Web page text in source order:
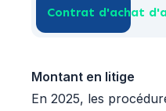
Contrat d'achat
Montant en litige
En 2025, les